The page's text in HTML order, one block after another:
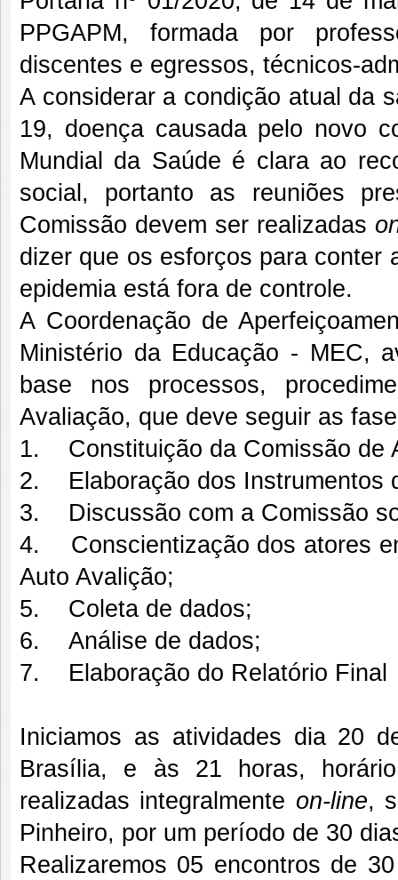
PPGAPM, formada por
discentes e egressos, técnicos-
A considerar a condição atual da
19, doença causada pelo novo
Mundial da Saúde é clara ao
social, portanto as reuniões
Comissão devem ser realizadas
dizer que os esforços para conter
epidemia está fora de controle.
A Coordenação de
Ministério da Educação - MEC,
base nos processos,
Avaliação, que deve seguir as
1. Constituição da Comissão de
2. Elaboração dos Instrumentos
3. Discussão com a Comissão
4. Conscientização dos atores
Auto Avalição;
5. Coleta de dados;
6. Análise de dados;
7. Elaboração do Relatório Final
Iniciamos as atividades dia 20
Brasília, e às 21 horas,
realizadas integralmente on-line,
Pinheiro, por um período de 30
Realizaremos 05 encontros de